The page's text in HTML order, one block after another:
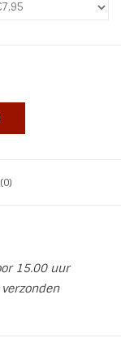
(0)
15.00 uur